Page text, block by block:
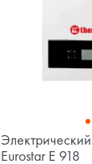
Eurostar E 918